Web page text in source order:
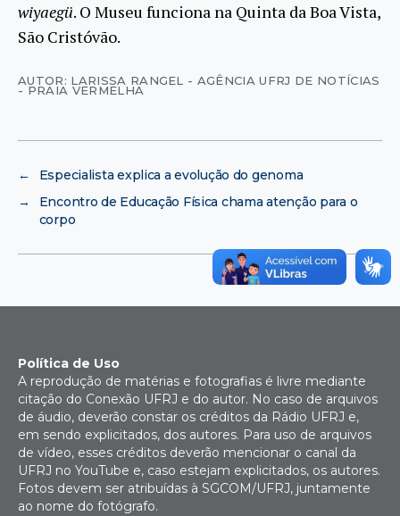
wiyaegü. O Museu funciona na Quinta da Boa Vista,
São Cristóvão.
AUTOR: LARISSA RANGEL - AGÊNCIA UFRJ DE NOTÍCIAS
- PRAIA VERMELHA
←
Especialista explica a evolução do genoma
→
Encontro de Educação Física chama atenção para o
corpo
Política de Uso
A reprodução de matérias e fotografias é livre mediante
citação do Conexão UFRJ e do autor. No caso de arquivos
de áudio, deverão constar os créditos da Rádio UFRJ e,
em sendo explicitados, dos autores. Para uso de arquivos
de vídeo, esses créditos deverão mencionar o canal da
UFRJ no YouTube e, caso estejam explicitados, os autores.
Fotos devem ser atribuídas à SGCOM/UFRJ, juntamente
ao nome do fotógrafo.